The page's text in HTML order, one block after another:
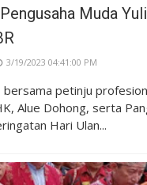
Muda
3/19/2023 04:41:00 PM
bersama petinju
Alue Dohong, serta
Hari Ulan...